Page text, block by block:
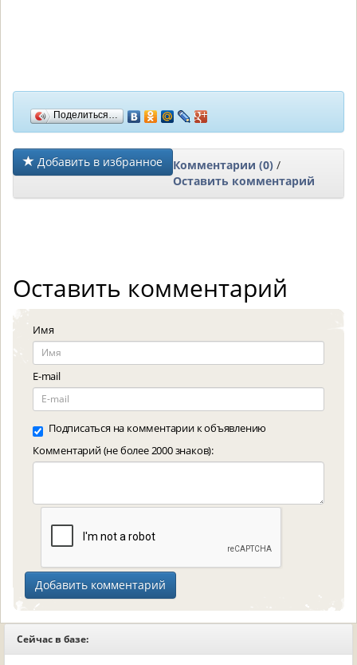
Поделиться…
Добавить в избранное Комментарии (0) /
Оставить комментарий
Оставить комментарий
Имя
E-mail
Подписаться на комментарии к объявлению
Комментарий (не более 2000 знаков):
Сейчас в базе: